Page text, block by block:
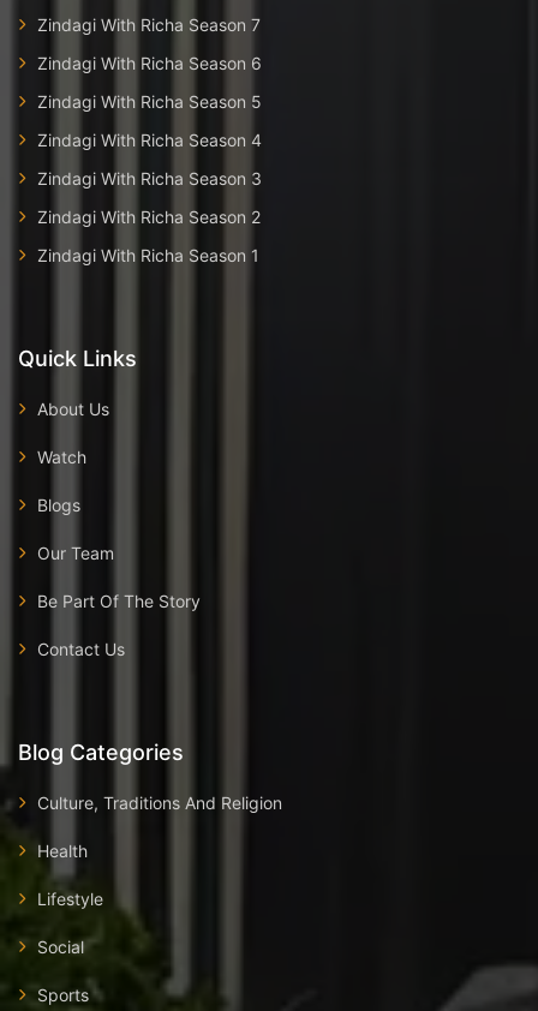
Zindagi With Richa Season 7
Zindagi With Richa Season 6
Zindagi With Richa Season 5
Zindagi With Richa Season 4
Zindagi With Richa Season 3
Zindagi With Richa Season 2
Zindagi With Richa Season 1
Quick Links
About Us
Watch
Blogs
Our Team
Be Part Of The Story
Contact Us
Blog Categories
Culture, Traditions And Religion
Health
Lifestyle
Social
Sports